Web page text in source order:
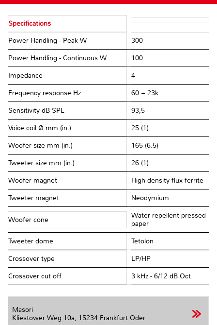
Specifications
Power Handling - Peak W 300
Power Handling - Continuous W 100
Impedance Ω 4
Frequency response Hz 60 ÷ 23k
Sensitivity dB SPL 93,5
Voice coil Ø mm (in.) 25 (1)
Woofer size mm (in.) 165 (6.5)
Tweeter size mm (in.) 26 (1)
Woofer magnet High density flux ferrite
Tweeter magnet Neodymium
Woofer cone
Water repellent pressed
paper
Tweeter dome Tetolon
Crossover type LP/HP
Crossover cut off 3 kHz - 6/12 dB Oct.
Masori
Kliestower Weg 10a, 15234 Frankfurt Oder